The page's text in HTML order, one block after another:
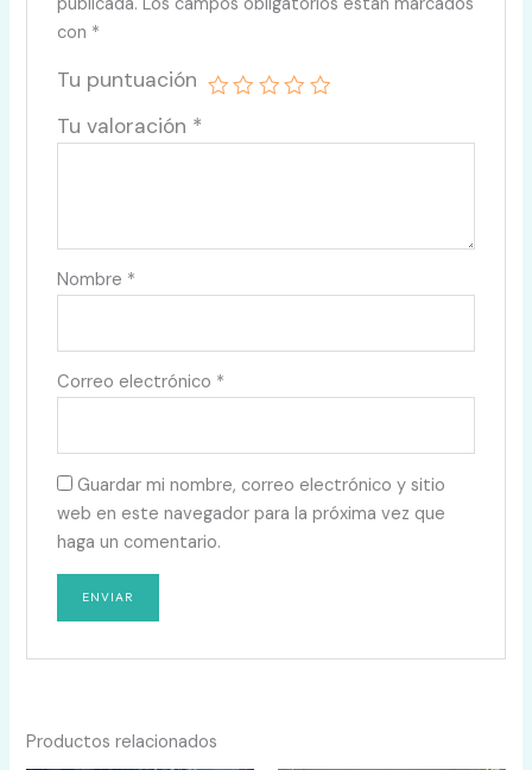
con *
Tu puntuación
Tu valoración *
Nombre *
Correo electrónico *
Guardar mi nombre, correo electrónico y sitio
web en este navegador para la próxima vez que
haga un comentario.
Productos relacionados